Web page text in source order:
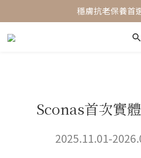
最懂敏弱肌的抗老
穩膚抗老保養首
最懂敏弱肌的抗老
Sconas首次實
2025.11.01-